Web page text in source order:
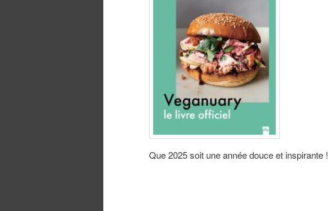
Que 2025 soit une année douce et inspirante !